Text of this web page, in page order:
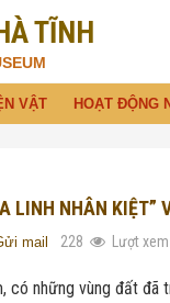
TĨNH
VẬT HOẠT ĐỘNG
LINH NHÂN KIỆT”
mail 228 Lượt xem
những vùng đất